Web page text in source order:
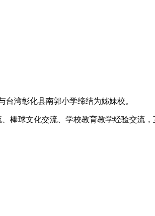
湾彰化县南郭小学缔结为姊妹校。
球文化交流、学校教育教学经验交流，